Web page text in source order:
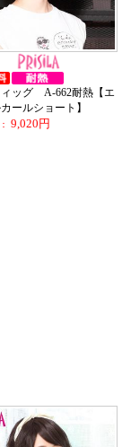
ィッグ A-662耐熱【エ
ールショート】
9,020円